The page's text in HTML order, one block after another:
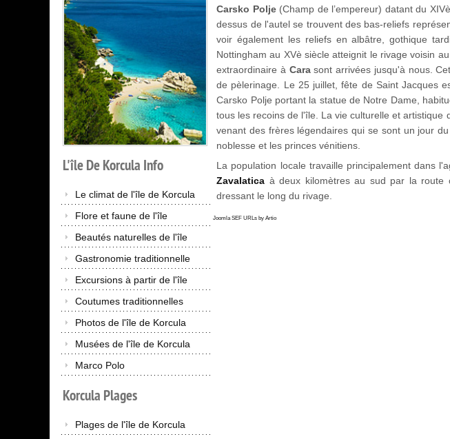
L'îleDeKorcula Info
Le climat de l'île de Korcula
Flore et faune de l'île
Beautés naturelles de l'île
Gastronomie traditionnelle
Excursions à partir de l'île
Coutumes traditionnelles
Photos de l'île de Korcula
Musées de l'île de Korcula
Marco Polo
Korcula Plages
Plages de l'île de Korcula
Carsko Polje(Champ de l’empereur) datant du
dessus de l'autel se trouvent des bas-reliefs
voir également les reliefs en albâtre, gothique
Nottingham au XVè siècle atteignit le rivage voisin
extraordinaire à Carasont arrivées jusqu'à nous.
de pèlerinage. Le 25 juillet, fête de Saint Jacques
Carsko Polje portant la statue de Notre Dame,
tous les recoins de l'île. La vie culturelle et artistique
venant des frères légendaires qui se sont un jour
noblesse et les princes vénitiens.
La population locale travaille principalement dans
Zavalatica à deux kilomètres au sud par la route
dressant le long du rivage.
Joomla SEF URLs by Artio